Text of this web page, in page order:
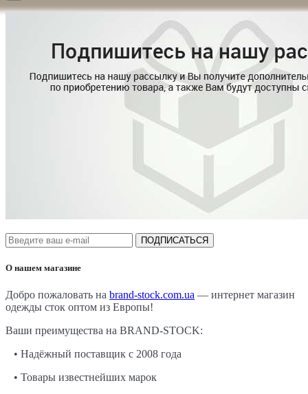
ПОДПИСАТЬСЯ
О нашем магазине
Добро пожаловать на brand-stock.com.ua — интернет магазин
одежды сток оптом из Европы!
Ваши преимущества на BRAND-STOCK:
• Надёжный поставщик с 2008 года
• Товары известнейших марок